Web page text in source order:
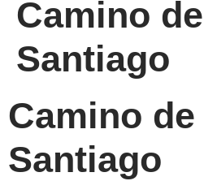
Camino de
Santiago
Camino de
Santiago